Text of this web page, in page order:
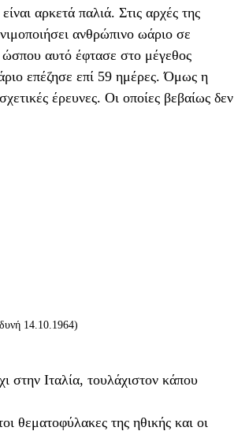
αρκετά παλιά. Στις αρχές της
ανθρώπινο ωάριο σε
αυτό έφτασε στο μέγεθος
επέζησε επί 59 ημέρες. Όμως η
έρευνες. Οι οποίες βεβαίως δεν
14.10.1964)
στην Ιταλία, τουλάχιστον κάπου
θεματοφύλακες της ηθικής και οι